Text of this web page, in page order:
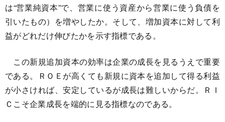
は“営業純資本”で、営業に使う資産から営業に使う負債を
引いたもの）を増やしたか。そして、増加資本に対して利
益がどれだけ伸びたかを示す指標である。
この新規追加資本の効率は企業の成長を見るうえで重要
である。ＲＯＥが高くても新規に資本を追加して得る利益
が小さければ、安定しているが成長は難しいからだ。ＲＩ
Ｃこそ企業成長を端的に見る指標なのである。